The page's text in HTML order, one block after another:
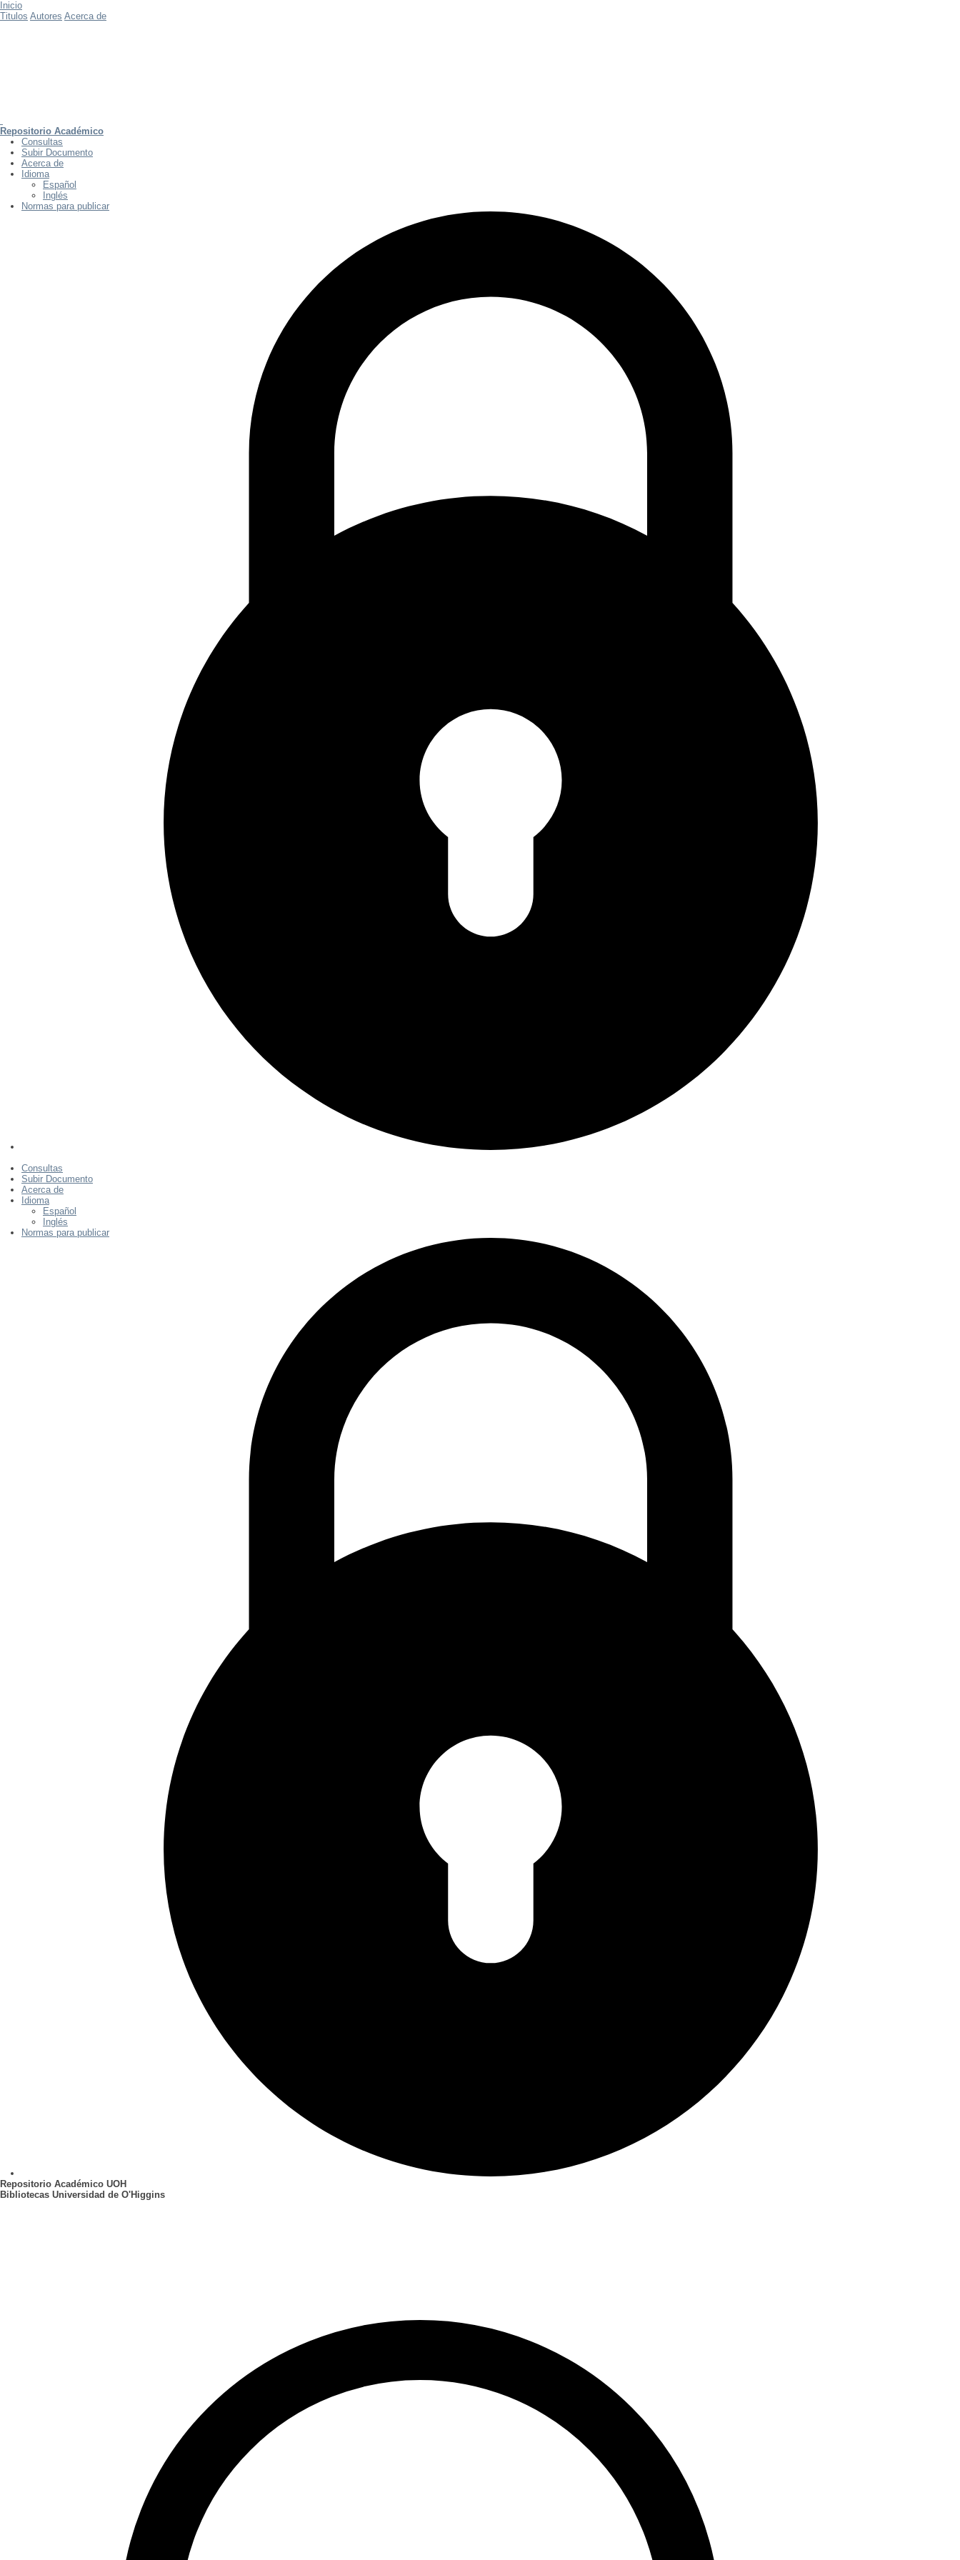
Inicio
Titulos Autores Acerca de
Repositorio Académico
Consultas
Subir Documento
Acerca de
Idioma
Español
Inglés
Normas para publicar
Consultas
Subir Documento
Acerca de
Idioma
Español
Inglés
Normas para publicar
Repositorio Académico UOH
Bibliotecas Universidad de O'Higgins